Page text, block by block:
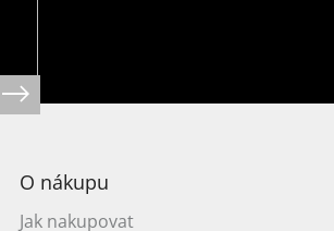
O nákupu
Jak nakupovat